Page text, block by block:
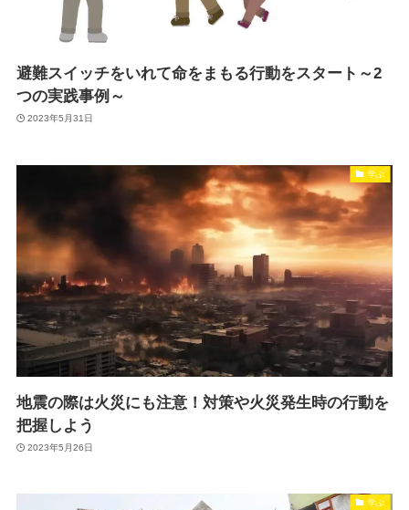
避難スイッチをいれて命をまもる行動をスタート～2
つの実践事例～
2023年5月31日
学ぶ
地震の際は火災にも注意！対策や火災発生時の行動を
把握しよう
2023年5月26日
学ぶ